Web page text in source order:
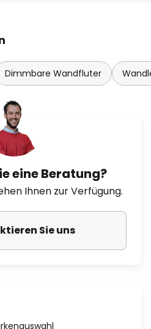
Dimmbare Wandfluter
eine Beratung?
Ihnen zur Verfügung.
Sie uns